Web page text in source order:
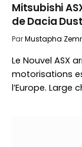
Mitsubishi
de Dacia
ParMustapha
Le Nouvel ASX
motorisations
l’Europe. Large